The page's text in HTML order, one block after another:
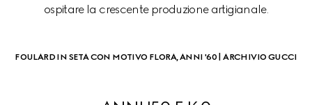
ospitare la crescente produzione artigianale.
FOULARD IN SETA CON MOTIVO FLORA, ANNI '60 | ARCHIVIO GUCCI